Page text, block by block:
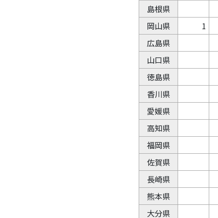
島根県
岡山県
1
広島県
山口県
徳島県
香川県
愛媛県
高知県
福岡県
佐賀県
長崎県
熊本県
大分県